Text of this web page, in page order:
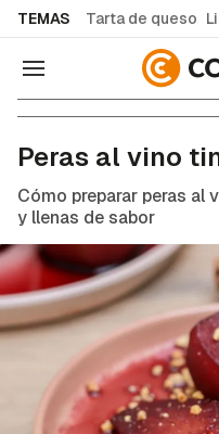
TEMAS Tarta de queso
Navegación
Peras al vino
Cómo preparar peras al
y llenas de sabor